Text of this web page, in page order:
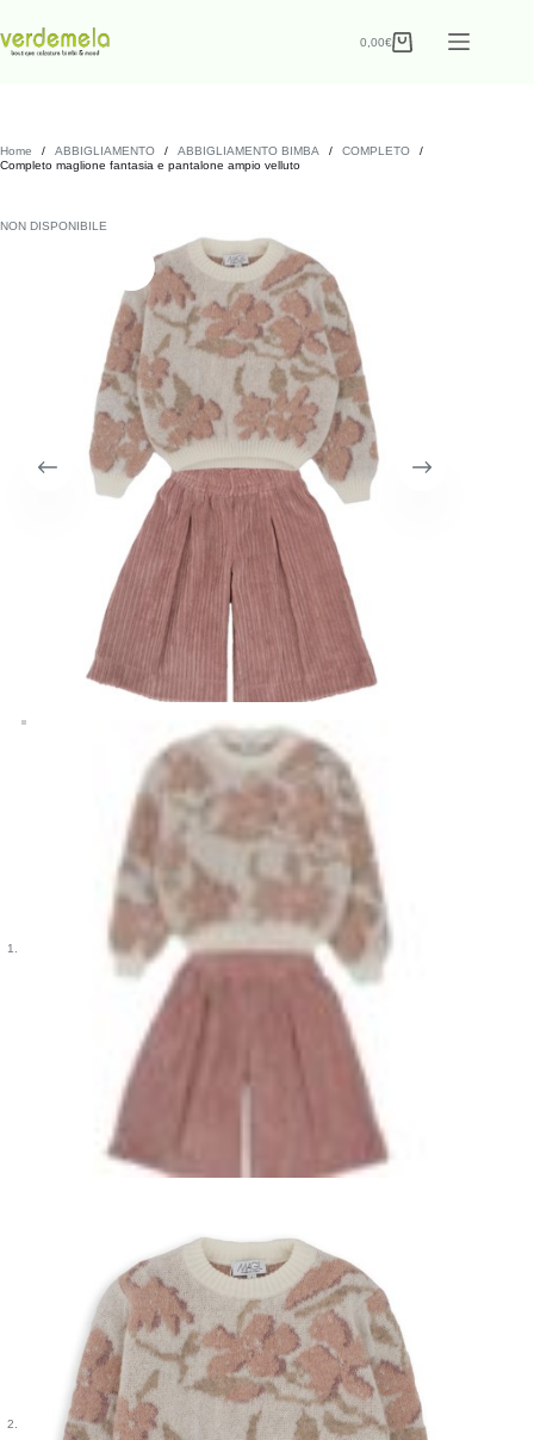
0,00€
Home / ABBIGLIAMENTO / ABBIGLIAMENTO BIMBA / COMPLETO
/
Completo maglione fantasia e pantalone ampio velluto
NON DISPONIBILE